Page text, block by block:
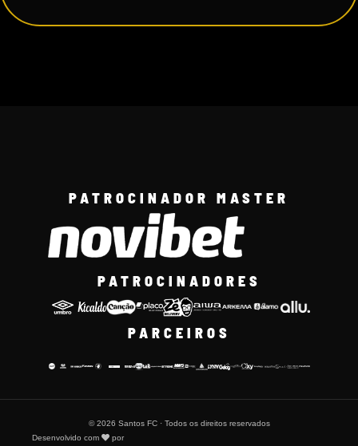
PATROCINADOR MASTER
PATROCINADORES
PARCEIROS
© 2026 Santos FC · Todos os direitos reservados
Desenvolvido com
por